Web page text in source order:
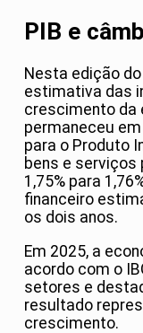
PIB e
Nesta edição
estimativa das
crescimento da
permaneceu em
para o Produto
bens e serviços
1,75% para
financeiro
os dois anos.
Em 2025, a
acordo com o
setores e
resultado
crescimento.